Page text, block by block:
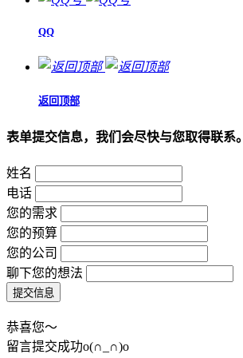
QQ
返回顶部
表单提交信息，我们会尽快与您取得联系。
姓名
电话
您的需求
您的预算
您的公司
聊下您的想法
恭喜您～
留言提交成功o(∩_∩)o